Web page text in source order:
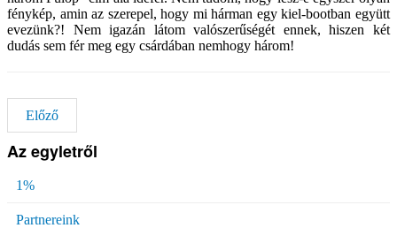
fénykép, amin az szerepel, hogy mi hárman egy kiel-bootban együtt
evezünk?! Nem igazán látom valószerűségét ennek, hiszen két
dudás sem fér meg egy csárdában nemhogy három!
Előző
Az egyletről
1%
Partnereink